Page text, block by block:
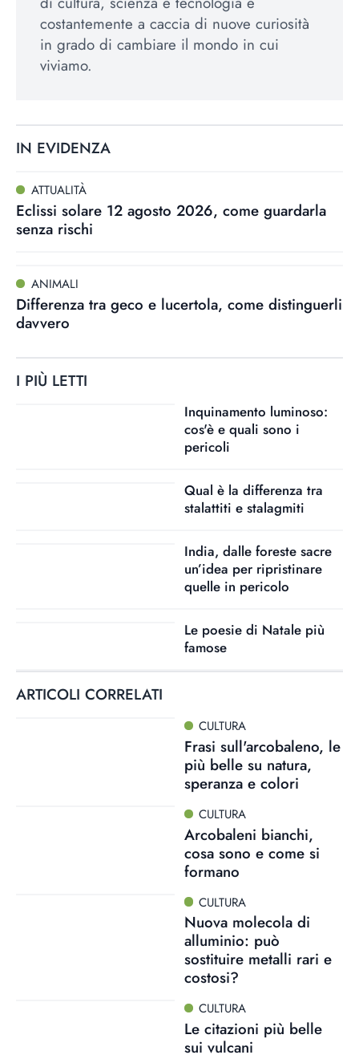
costantemente a caccia di nuove curiosità
in grado di cambiare il mondo in cui
viviamo.
IN EVIDENZA
ATTUALITÀ
Eclissi solare 12 agosto 2026, come guardarla
senza rischi
ANIMALI
Differenza tra geco e lucertola, come distinguerli
davvero
I PIÙ LETTI
Inquinamento luminoso:
cos'è e quali sono i
pericoli
Qual è la differenza tra
stalattiti e stalagmiti
India, dalle foreste sacre
un’idea per ripristinare
quelle in pericolo
Le poesie di Natale più
famose
ARTICOLI CORRELATI
CULTURA
Frasi sull'arcobaleno, le
più belle su natura,
speranza e colori
CULTURA
Arcobaleni bianchi,
cosa sono e come si
formano
CULTURA
Nuova molecola di
alluminio: può
sostituire metalli rari e
costosi?
CULTURA
Le citazioni più belle
sui vulcani